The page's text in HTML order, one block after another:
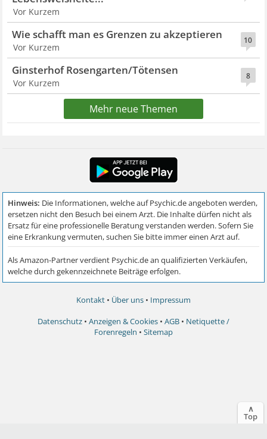
Vor Kurzem
10
Wie schafft man es Grenzen zu akzeptieren
Vor Kurzem
8
Ginsterhof Rosengarten/Tötensen
Vor Kurzem
Mehr neue Themen
Kontakt • Über uns • Impressum
Datenschutz • Anzeigen & Cookies • AGB • Netiquette /
Forenregeln • Sitemap
∧
Top